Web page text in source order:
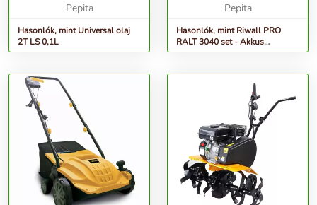
Pepita
Hasonlók, mint Universal olaj
2T LS 0,1L
Pepita
Hasonlók, mint Riwall PRO
RALT 3040 set - Akkus
szegélyvágó 40V